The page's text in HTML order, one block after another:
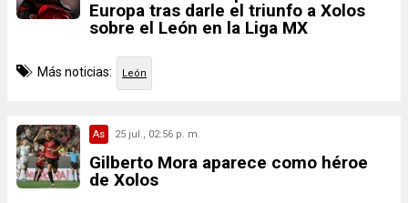
Europa tras darle el triunfo a Xolos
sobre el León en la Liga MX
Más noticias: León
As 25 jul., 02:56 p. m.
Gilberto Mora aparece como héroe
de Xolos